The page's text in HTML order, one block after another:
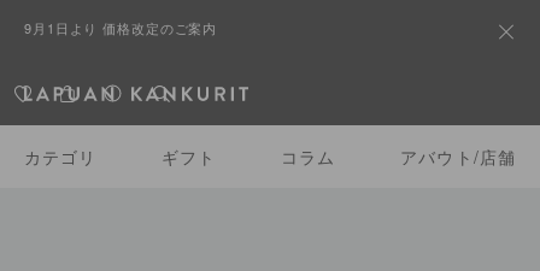
熊本県熊本地方を震源とする地震の影響によるお荷物のお届けにつ
いて
カテゴリ ギフト コラム アバウト/店舗
すべて カテゴリ一覧